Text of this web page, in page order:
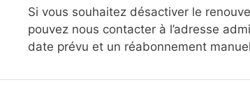
Si vous souhaitez désactiver le
pouvez nous contacter à l’adresse
date prévu et un réabonnement